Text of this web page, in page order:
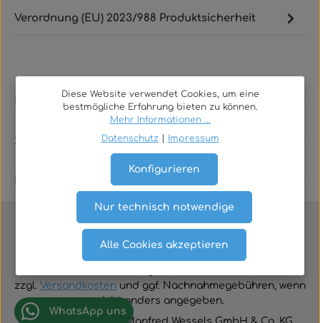
Verordnung (EU) 2023/988 Produktsicherheit
Rechtliches
Service
Vertrag widerrufen
zzgl. Versandkosten und ggf. Nachnahmegebühren, wenn
nicht anders angegeben.
WhatsApp uns
Diese Website verwendet Cookies, um eine
bestmögliche Erfahrung bieten zu können.
Mehr Informationen ...
Datenschutz
Impressum
Nur technisch notwendige
Konfigurieren
Alle Cookies akzeptieren